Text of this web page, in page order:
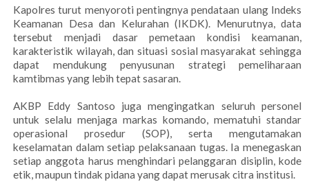
Kapolres turut menyoroti pentingnya pendataan ulang Indeks
Keamanan Desa dan Kelurahan (IKDK). Menurutnya, data
tersebut menjadi dasar pemetaan kondisi keamanan,
karakteristik wilayah, dan situasi sosial masyarakat sehingga
dapat mendukung penyusunan strategi pemeliharaan
kamtibmas yang lebih tepat sasaran.
AKBP Eddy Santoso juga mengingatkan seluruh personel
untuk selalu menjaga markas komando, mematuhi standar
operasional prosedur (SOP), serta mengutamakan
keselamatan dalam setiap pelaksanaan tugas. Ia menegaskan
setiap anggota harus menghindari pelanggaran disiplin, kode
etik, maupun tindak pidana yang dapat merusak citra institusi.